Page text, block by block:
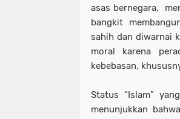
asas bernegara,
bangkit
sahih dan diwarnai
moral karena
kebebasan,
Status “Islam”
menunjukkan